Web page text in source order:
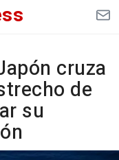
cruza
de
su